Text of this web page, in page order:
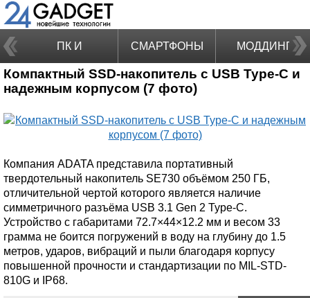
ПК И
НОУТБУКИ
СМАРТФОНЫ МОДДИНГ
Компактный SSD-накопитель с USB Type-C и
надежным корпусом (7 фото)
Компания ADATA представила портативный
твердотельный накопитель SE730 объёмом 250 ГБ,
отличительной чертой которого является наличие
симметричного разъёма USB 3.1 Gen 2 Type-C.
Устройство с габаритами 72.7×44×12.2 мм и весом 33
грамма не боится погружений в воду на глубину до 1.5
метров, ударов, вибраций и пыли благодаря корпусу
повышенной прочности и стандартизации по MIL-STD-
810G и IP68.